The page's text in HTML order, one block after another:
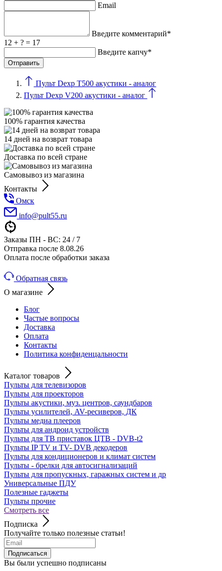
Email
Введите комментарий*
12 + ? = 17
Введите капчу*
Пульт Dexp T500 акустики - аналог
Пульт Dexp V200 акустики - аналог
100% гарантия качества
14 дней на возврат товара
Доставка по всей стране
Самовывоз из магазина
Контакты
Омск
info@pult55.ru
Заказы ПН - ВС: 24 / 7
Отправка после 8.08.26
Оплата после обработки заказа
Обратная связь
О магазине
Блог
Частые вопросы
Доставка
Оплата
Контакты
Политика конфиденцальности
Каталог товаров
Пульты для телевизоров
Пульты для проекторов
Пульты акустики, муз. центров, саундбаров
Пульты усилителей, AV-ресиверов, ДК
Пульты медиа плееров
Пульты для андроид устройств
Пульты для ТВ приставок ЦТВ - DVB-t2
Пульты IP TV и TV- DVB декодеров
Пульты для кондиционеров и климат систем
Пульты - брелки для автосигнализаций
Пульты для пропускных, гаражных систем и др
Универсальные ПДУ
Полезные гаджеты
Пульты прочие
Смотреть все
Подписка
Получайте только полезные статьи!
Подписаться
Вы были успешно подписаны